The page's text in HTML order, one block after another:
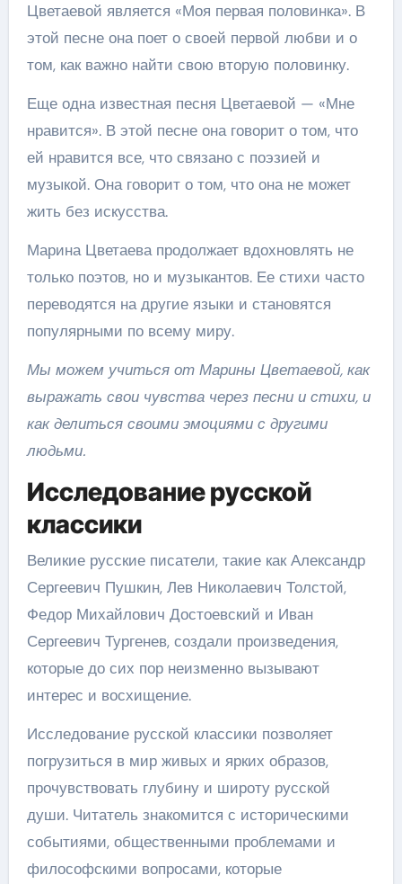
Цветаевой является «Моя первая половинка». В
этой песне она поет о своей первой любви и о
том, как важно найти свою вторую половинку.
Еще одна известная песня Цветаевой — «Мне
нравится». В этой песне она говорит о том, что
ей нравится все, что связано с поэзией и
музыкой. Она говорит о том, что она не может
жить без искусства.
Марина Цветаева продолжает вдохновлять не
только поэтов, но и музыкантов. Ее стихи часто
переводятся на другие языки и становятся
популярными по всему миру.
Мы можем учиться от Марины Цветаевой, как
выражать свои чувства через песни и стихи, и
как делиться своими эмоциями с другими
людьми.
Исследование русской
классики
Великие русские писатели, такие как Александр
Сергеевич Пушкин, Лев Николаевич Толстой,
Федор Михайлович Достоевский и Иван
Сергеевич Тургенев, создали произведения,
которые до сих пор неизменно вызывают
интерес и восхищение.
Исследование русской классики позволяет
погрузиться в мир живых и ярких образов,
прочувствовать глубину и широту русской
души. Читатель знакомится с историческими
событиями, общественными проблемами и
философскими вопросами, которые